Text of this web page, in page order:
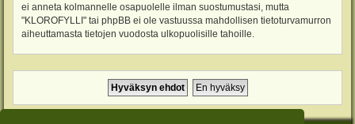
ei anneta kolmannelle osapuolelle ilman suostumustasi, mutta
"KLOROFYLLI" tai phpBB ei ole vastuussa mahdollisen tietoturvamurron
aiheuttamasta tietojen vuodosta ulkopuolisille tahoille.